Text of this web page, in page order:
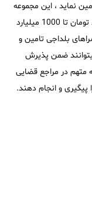
نماید ، این مجموعه
توانایی آنرا داشته که سند های ملکی از 1 میلیارد تومان تا 1000 میلیارد
بلداجی تامین و
ضمن پذیرش
متهم در مراجع قضایی
و انجام دهند.